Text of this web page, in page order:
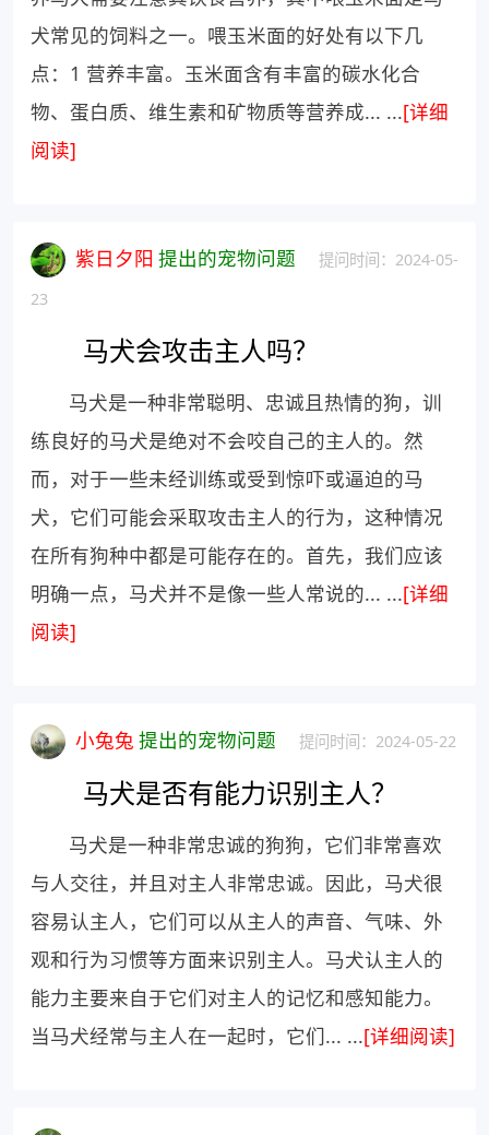
犬常见的饲料之一。喂玉米面的好处有以下几
点：1 营养丰富。玉米面含有丰富的碳水化合
物、蛋白质、维生素和矿物质等营养成... ...[详细
阅读]
紫日夕阳 提出的宠物问题
提问时间：2024-05-
23
马犬会攻击主人吗？
马犬是一种非常聪明、忠诚且热情的狗，训
练良好的马犬是绝对不会咬自己的主人的。然
而，对于一些未经训练或受到惊吓或逼迫的马
犬，它们可能会采取攻击主人的行为，这种情况
在所有狗种中都是可能存在的。首先，我们应该
明确一点，马犬并不是像一些人常说的... ...[详细
阅读]
小兔兔 提出的宠物问题 提问时间：2024-05-22
马犬是否有能力识别主人？
马犬是一种非常忠诚的狗狗，它们非常喜欢
与人交往，并且对主人非常忠诚。因此，马犬很
容易认主人，它们可以从主人的声音、气味、外
观和行为习惯等方面来识别主人。马犬认主人的
能力主要来自于它们对主人的记忆和感知能力。
当马犬经常与主人在一起时，它们... ...[详细阅读]